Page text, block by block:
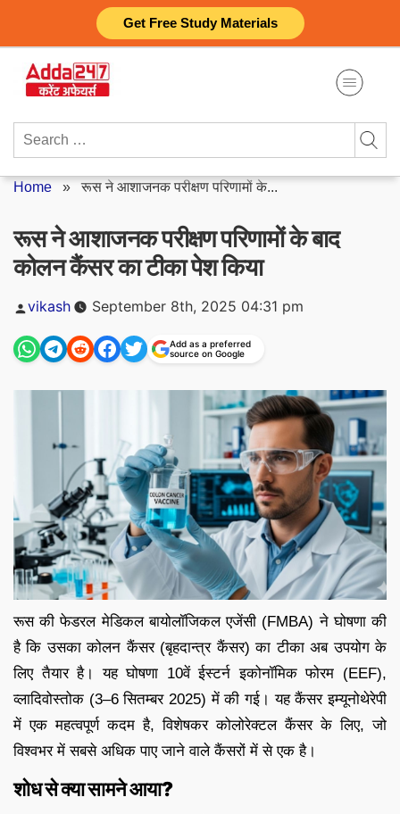
Get Free Study Materials
content
Search
Home »रूस ने आशाजनक परीक्षण परिणामों के...
रूस ने आशाजनक परीक्षण परिणामों के बाद
कोलन कैंसर का टीका पेश किया
Posted
vikash September 8th, 2025 04:31 pm
Add as a preferred
source on Google
रूस की फेडरल मेडिकल बायोलॉजिकल एजेंसी (FMBA) ने घोषणा की
है कि उसका कोलन कैंसर (बृहदान्त्र कैंसर) का टीका अब उपयोग के
लिए तैयार है। यह घोषणा 10वें ईस्टर्न इकोनॉमिक फोरम (EEF),
व्लादिवोस्तोक (3–6 सितम्बर 2025) में की गई। यह कैंसर इम्यूनोथेरेपी
में एक महत्वपूर्ण कदम है, विशेषकर कोलोरेक्टल कैंसर के लिए, जो
विश्वभर में सबसे अधिक पाए जाने वाले कैंसरों में से एक है।
शोध से क्या सामने आया?